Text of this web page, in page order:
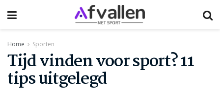
Home Sporten
Tijd vinden voor sport? 11
tips uitgelegd